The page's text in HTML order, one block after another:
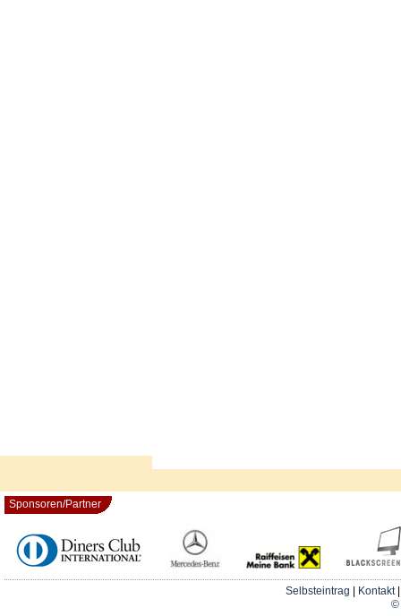
Sponsoren/Partner
Selbsteintrag Kontakt
©